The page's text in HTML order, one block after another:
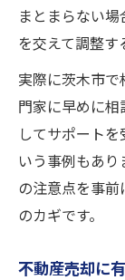
まとまらない
を交えて調整す
実際に茨木市で
門家に早めに
してサポート
いう事例もあ
の注意点を事
のカギです。
不動産売却に